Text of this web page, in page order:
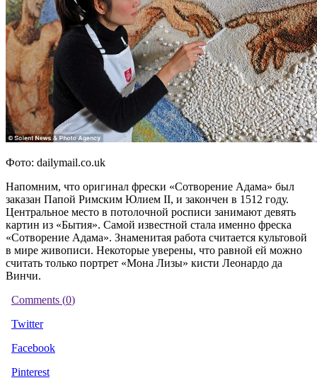
Фото: dailymail.co.uk
Напомним, что оригинал фрески «Сотворение Адама» был
заказан Папой Римским Юлием II, и закончен в 1512 году.
Центральное место в потолочной росписи занимают девять
картин из «Бытия». Самой известной стала именно фреска
«Сотворение Адама». Знаменитая работа считается культовой
в мире живописи. Некоторые уверены, что равной ей можно
считать только портрет «Мона Лизы» кисти Леонардо да
Винчи.
Comments (0)
Twitter
Facebook
Pinterest